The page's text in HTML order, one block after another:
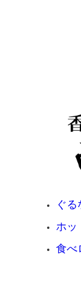
ぐ
ホッ
食べ